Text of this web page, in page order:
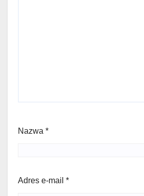
Nazwa *
Adres e-mail *